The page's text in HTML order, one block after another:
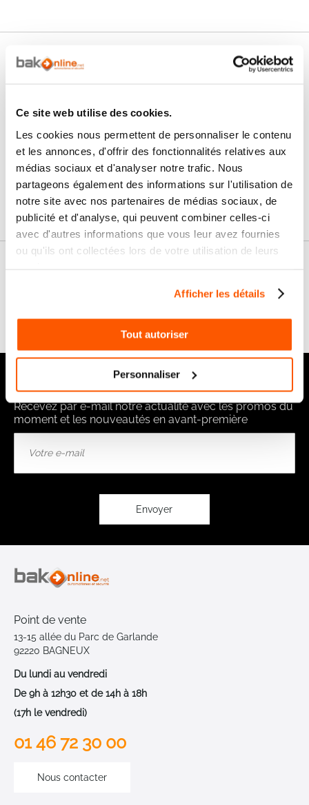
Ce site web utilise des cookies.
Les cookies nous permettent de personnaliser le contenu
et les annonces, d'offrir des fonctionnalités relatives aux
médias sociaux et d'analyser notre trafic. Nous
partageons également des informations sur l'utilisation de
notre site avec nos partenaires de médias sociaux, de
publicité et d'analyse, qui peuvent combiner celles-ci
avec d'autres informations que vous leur avez fournies
ou qu'ils ont collectées lors de votre utilisation de leurs
Afficher les détails
Tout autoriser
Personnaliser
Nos services
Livraison
24/72H
Garanties
Notre newsletter
Recevez par e-mail notre actualité avec les promos du
moment et les nouveautés en avant-première
Envoyer
Point de vente
13-15 allée du Parc de Garlande
92220 BAGNEUX
Du lundi au vendredi
De 9h à 12h30 et de 14h à 18h
(17h le vendredi)
01 46 72 30 00
Nous contacter